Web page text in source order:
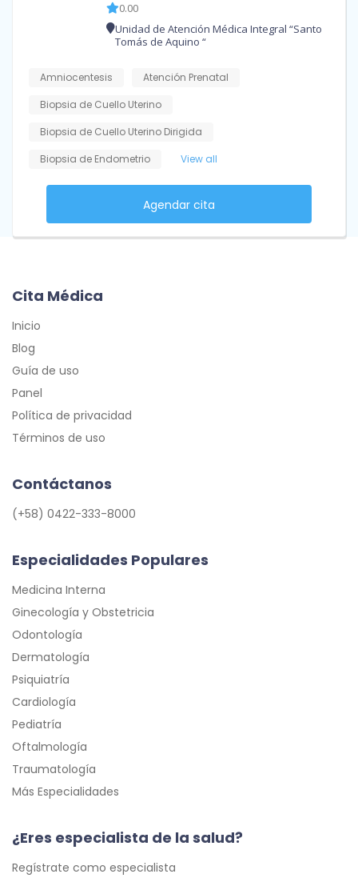
0.00
Unidad de Atención Médica Integral “Santo
Tomás de Aquino “
Amniocentesis
Atención Prenatal
Biopsia de Cuello Uterino
Biopsia de Cuello Uterino Dirigida
Biopsia de Endometrio
View all
Agendar cita
Cita Médica
Inicio
Blog
Guía de uso
Panel
Política de privacidad
Términos de uso
Contáctanos
(+58) 0422-333-8000
Especialidades Populares
Medicina Interna
Ginecología y Obstetricia
Odontología
Dermatología
Psiquiatría
Cardiología
Pediatría
Oftalmología
Traumatología
Más Especialidades
¿Eres especialista de la salud?
Regístrate como especialista